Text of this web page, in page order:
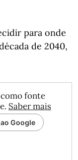
para onde
de 2040,
fonte
Saber mais
Google